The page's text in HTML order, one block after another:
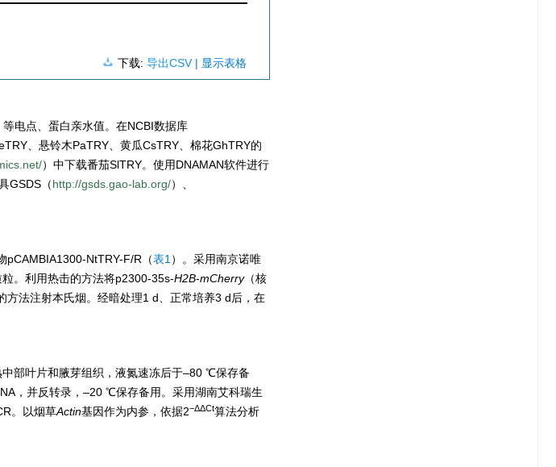
下载: 导出CSV | 显示表格
电点、蛋白亲水值。在NCBI数据库
、悬铃木PaTRY、黄瓜CsTRY、棉花GhTRY的
）中下载番茄SlTRY。使用DNAMAN软件进行
GSDS（http://gsds.gao-lab.org/）、
pCAMBIA1300-NtTRY-F/R（表1 ）。采用南京诺唯
。利用热击的方法将p2300-35s-H2B-mCherry（核
法注射本氏烟。经暗处理1 d、正常培养3 d后，在
部叶片和腋芽组织，液氮速冻后于–80 ℃保存备
，并反转录，–20 ℃保存备用。采用湖南艾科瑞生
。以烟草Actin基因作为内参，依据2−ΔΔCt算法分析